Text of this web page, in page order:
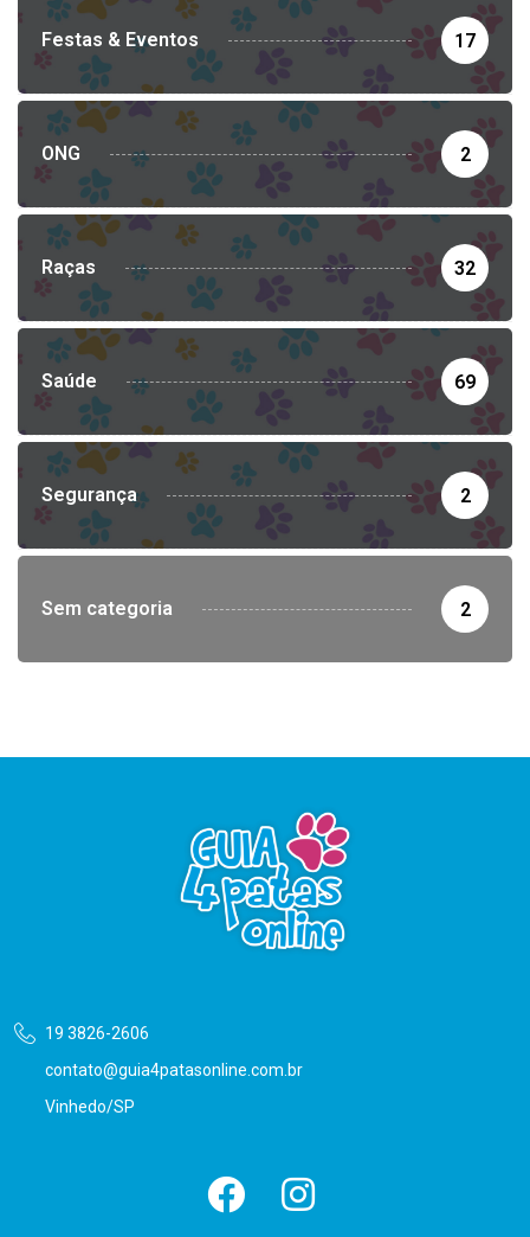
Festas & Eventos 17
ONG 2
Raças 32
Saúde 69
Segurança 2
Sem categoria 2
19 3826-2606
contato@guia4patasonline.com.br
Vinhedo/SP